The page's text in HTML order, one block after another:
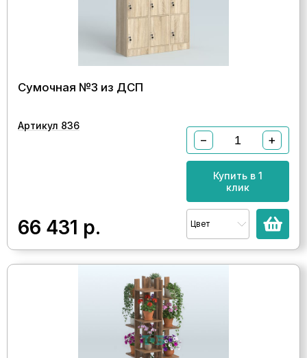
Сумочная №3 из ДСП
Артикул 836
66 431 р.
− +
Купить в 1
клик
Цвет